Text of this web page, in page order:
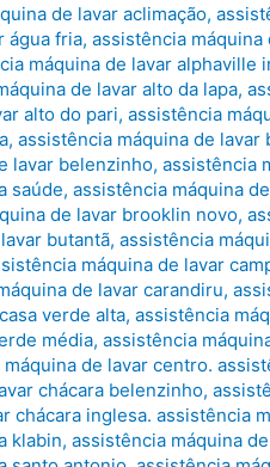
de lavar aclimação,
água fria,assistência máquina
máquina de lavar alphaville
de lavar alto da lapa,
alto do pari,assistência
,assistência máquina de lavar
lavar belenzinho,assistência
saúde,assistência máquina
de lavar brooklin novo,
butantã,assistência
máquina de lavar
de lavar carandiru,
verde alta,assistência
média,assistência
de lavar centro.
chácara belenzinho,
chácara inglesa. assistência
klabin,assistência máquina